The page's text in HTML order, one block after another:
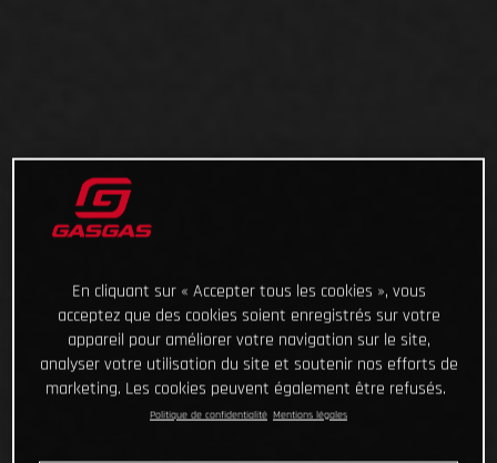
En cliquant sur « Accepter tous les cookies », vous
acceptez que des cookies soient enregistrés sur votre
appareil pour améliorer votre navigation sur le site,
analyser votre utilisation du site et soutenir nos efforts de
marketing. Les cookies peuvent également être refusés.
Politique de confidentialité Mentions légales